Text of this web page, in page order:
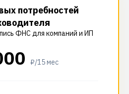
потребностей
ФНС для компаний и ИП
₽/15 мес